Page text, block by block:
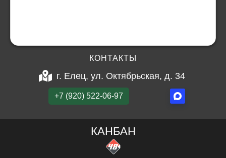
КОНТАКТЫ
г. Елец, ул. Октябрьская, д. 34
+7 (920) 522-06-97
КАНБАН